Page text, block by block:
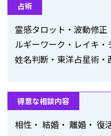
占術
霊感タロット・波動修
ルギーワーク・レイキ・
姓名判断・東洋占星術・
得意な相談内容
相性・ 結婚・ 離婚・ 復